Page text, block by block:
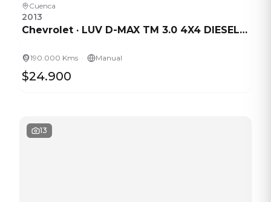
Cuenca
2013
Chevrolet · LUV D-MAX TM 3.0 4X4 DIESEL CD
190.000 Kms · Manual
$24.900
13